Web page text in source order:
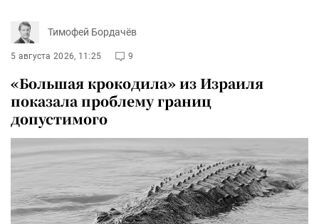
Тимофей Бордачёв
5 августа 2026, 11:25 9
«Большая крокодила» из Израиля
показала проблему границ
допустимого